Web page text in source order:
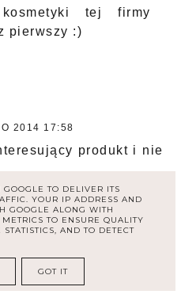
tej firmy
pierwszy :)
2014 17:58
produkt i nie
zapachu :)
TO DELIVER ITS
YOUR IP ADDRESS AND
GOOGLE ALONG WITH
TO ENSURE QUALITY
AND TO DETECT
GOT IT